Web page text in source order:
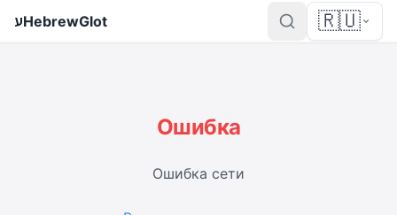
עHebrewGlot 🇷🇺
Ошибка
Ошибка сети